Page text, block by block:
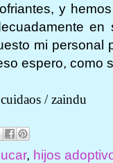
y
mi personal
espero, como
/ zaindu
, hijos